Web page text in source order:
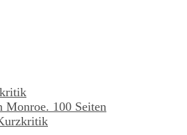
100 Seiten